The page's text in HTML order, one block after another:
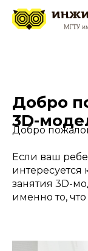
Добро
3D-
Добро
Если ваш
занятия 3D-
именно то,